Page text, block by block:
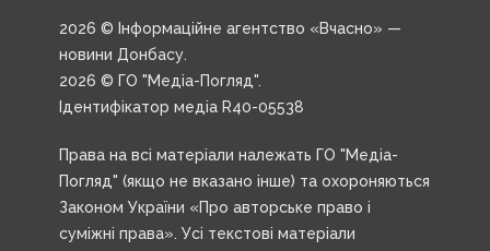
2026 © Інформаційне агентство «Вчасно» —
новини Донбасу.
2026 © ГО "Медіа-Погляд".
Ідентифікатор медіа R40-05538
Права на всі матеріали належать ГО "Медіа-
Погляд" (якщо не вказано інше) та охороняються
Законом України «Про авторське право і
суміжні права». Усі текстові матеріали